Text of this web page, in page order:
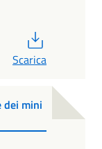
Scarica
dei mini